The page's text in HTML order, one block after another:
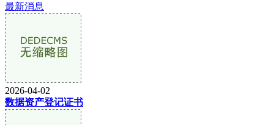
最新消息
2026-04-02
数据资产登记证书